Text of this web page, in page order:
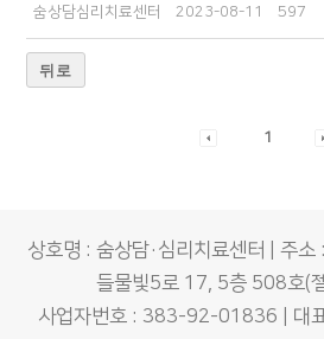
숨상담심리치료센터 2023-08-11 597
뒤로
1
상호명 : 숨상담·심리치료센터 | 주소
들물빛5로 17, 5층 508호(
사업자번호 : 383-92-01836 | 대